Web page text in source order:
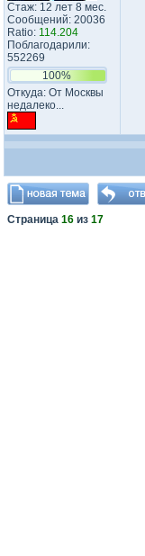
Стаж: 12 лет 8 мес.
Сообщений: 20036
Ratio: 114.204
Поблагодарили:
552269
100%
Откуда: От Москвы
недалеко...
Страница 16 из 17